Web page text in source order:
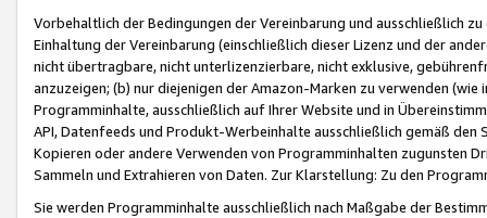
Vorbehaltlich der Bedingungen der Vereinbarung und ausschließlich
Einhaltung der Vereinbarung (einschließlich dieser Lizenz und der
nicht übertragbare, nicht unterlizenzierbare, nicht exklusive,
anzuzeigen; (b) nur diejenigen der Amazon-Marken zu verwenden
Programminhalte, ausschließlich auf Ihrer Website und in
API, Datenfeeds und Produkt-Werbeinhalte ausschließlich gemäß
Kopieren oder andere Verwenden von Programminhalten zugunsten
Sammeln und Extrahieren von Daten. Zur Klarstellung: Zu den
Sie werden Programminhalte ausschließlich nach Maßgabe der